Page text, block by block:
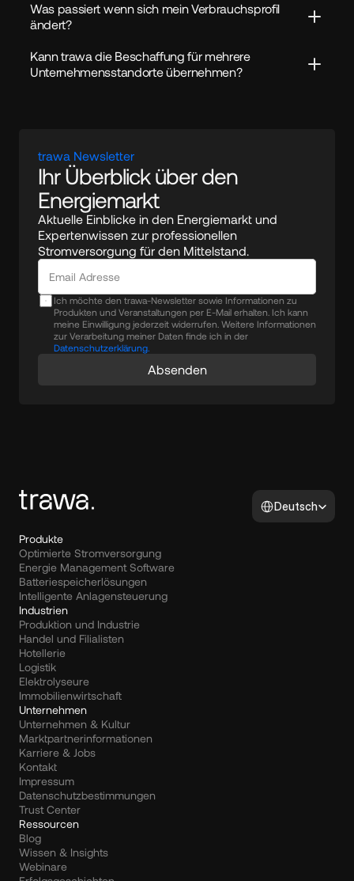
Was passiert wenn sich mein Verbrauchsprofil
ändert?
Kann trawa die Beschaffung für mehrere
Unternehmensstandorte übernehmen?
trawa Newsletter
Ihr Überblick über den
Energiemarkt
Aktuelle Einblicke in den Energiemarkt und
Expertenwissen zur professionellen
Stromversorgung für den Mittelstand.
Ich möchte den trawa-Newsletter sowie Informationen zu
Produkten und Veranstaltungen per E-Mail erhalten. Ich kann
meine Einwilligung jederzeit widerrufen. Weitere Informationen
zur Verarbeitung meiner Daten finde ich in der
Datenschutzerklärung.
Absenden
Select Language
Deutsch
Produkte
Optimierte Stromversorgung
Energie Management Software
Batteriespeicherlösungen
Intelligente Anlagensteuerung
Industrien
Produktion und Industrie
Handel und Filialisten
Hotellerie
Logistik
Elektrolyseure
Immobilienwirtschaft
Unternehmen
Unternehmen & Kultur
Marktpartnerinformationen
Karriere & Jobs
Kontakt
Impressum
Datenschutzbestimmungen
Trust Center
Ressourcen
Blog
Wissen & Insights
Webinare